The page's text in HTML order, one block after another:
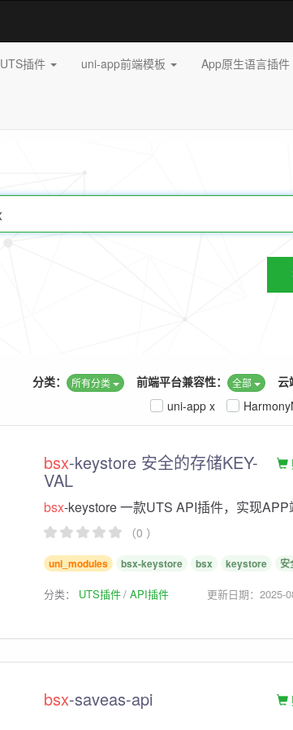
UTS插件 uni-app前端模板 App原生语言插件
云
前端平台兼容性： 全部
分类： 所有分类
uni-app x
bsx-keystore 安全的存储KEY-
VAL
bsx-keystore 一款UTS API插件，实现
（0 ）
uni_modules bsx-keystore bsx keystore 安
分类： UTS插件 API插件 更新日期：2025-
bsx-saveas-api